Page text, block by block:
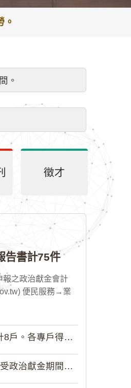
。
。
徵才
告書計75件
報之政治獻金會計
便民服務→業
各專戶得收受...
獻金期間為自...